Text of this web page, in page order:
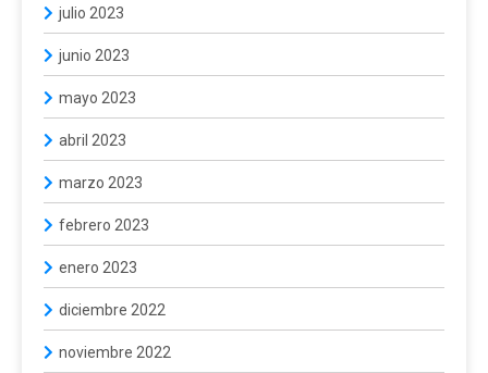
julio 2023
junio 2023
mayo 2023
abril 2023
marzo 2023
febrero 2023
enero 2023
diciembre 2022
noviembre 2022